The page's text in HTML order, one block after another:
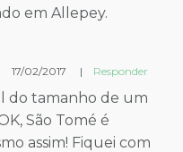
em Allepey.
17/02/2017 | Responder
do tamanho de um
São Tomé é
assim! Fiquei com